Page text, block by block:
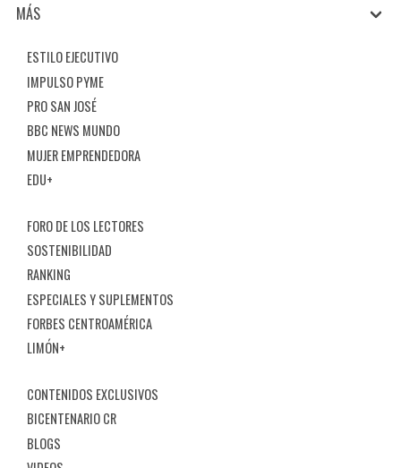
MÁS
ESTILO EJECUTIVO
IMPULSO PYME
PRO SAN JOSÉ
BBC NEWS MUNDO
MUJER EMPRENDEDORA
EDU+
FORO DE LOS LECTORES
SOSTENIBILIDAD
RANKING
ESPECIALES Y SUPLEMENTOS
FORBES CENTROAMÉRICA
LIMÓN+
CONTENIDOS EXCLUSIVOS
BICENTENARIO CR
BLOGS